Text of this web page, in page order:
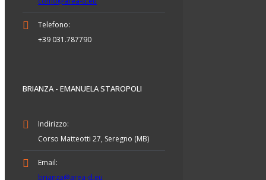
Telefono:
+39 031.787790
BRIANZA - EMANUELA STAROPOLI
Indirizzo:
Corso Matteotti 27, Seregno (MB)
Email:
brianza@area-d.eu